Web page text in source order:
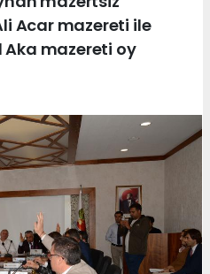
Acar mazereti ile
mazereti oy